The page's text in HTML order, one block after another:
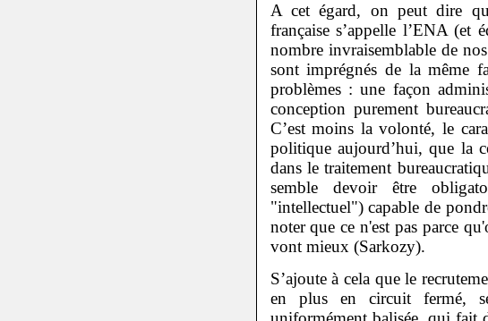
A cet égard, on peut dire
française s’appelle l’ENA (et
nombre invraisemblable de
sont imprégnés de la même
problèmes : une façon
conception purement
C’est moins la volonté, le
politique aujourd’hui, que la
dans le traitement
semble devoir être
"intellectuel") capable de
noter que ce n'est pas parce
vont mieux (Sarkozy).
S’ajoute à cela que le
en plus en circuit fermé,